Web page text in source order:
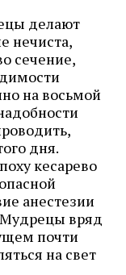
делают
нечиста,
сечение,
на восьмой
дня.
кесарево
анестезии
Мудрецы вряд
почти
на свет